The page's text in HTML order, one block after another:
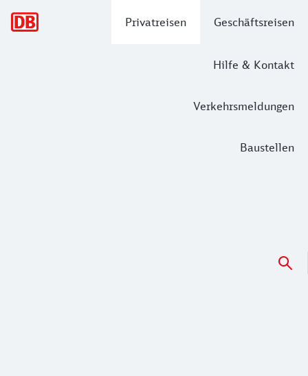
Privatreisen Geschäftsreisen
Hilfe & Kontakt
Verkehrsmeldungen
Baustellen